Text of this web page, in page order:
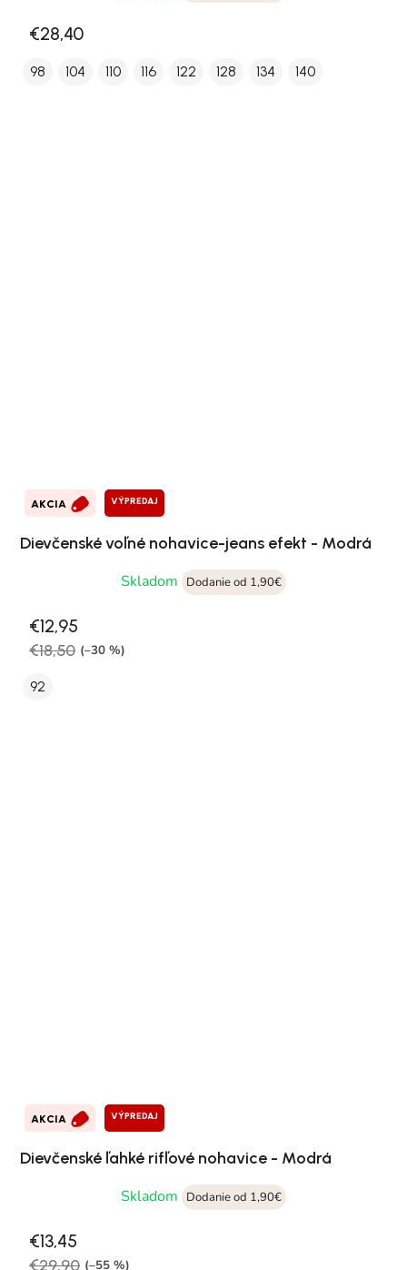
€28,40
98 104 110 116 122 128 134 140
AKCIA VÝPREDAJ
Dievčenské voľné nohavice-jeans efekt - Modrá
Skladom
Dodanie od 1,90€
€12,95
€18,50 (–30 %)
92
AKCIA VÝPREDAJ
Dievčenské ľahké rifľové nohavice - Modrá
Skladom
Dodanie od 1,90€
€13,45
€29,90 (–55 %)